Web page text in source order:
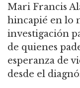
Mari Francis
hincapié en lo
investigación
de quienes
esperanza de
desde el